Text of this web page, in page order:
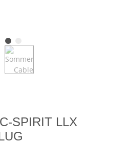
SPIRIT LLX